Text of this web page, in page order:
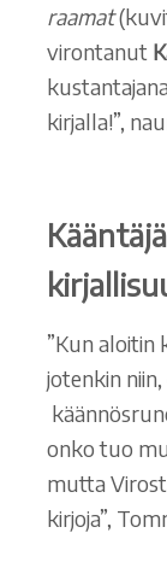
raamat
virontanut
kirjalla!”,
”Kun aloitin
jotenkin
onko tuo
mutta
kirjoja”,